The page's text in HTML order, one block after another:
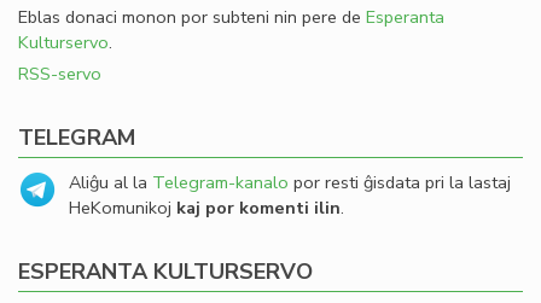
Eblas donaci monon por subteni nin pere de Esperanta
Kulturservo.
RSS-servo
TELEGRAM
Aliĝu al la Telegram-kanalo por resti ĝisdata pri la lastaj
HeKomunikoj kaj por komenti ilin.
ESPERANTA KULTURSERVO